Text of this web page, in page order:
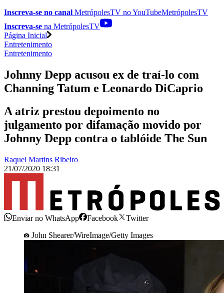
Inscreva-se no canal MetrópolesTV noYouTubeMetrópolesTV
Inscreva-se na MetrópolesTV
Página Inicial
Entretenimento
Entretenimento
Johnny Depp acusou ex de traí-lo com
Channing Tatum e Leonardo DiCaprio
A atriz prestou depoimento no
julgamento por difamação movido por
Johnny Depp contra o tablóide The Sun
Raquel Martins Ribeiro
21/07/2020 18:31
Enviar no WhatsApp Facebook
Twitter
John Shearer/WireImage/Getty Images